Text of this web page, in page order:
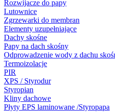
Rozwijacze do papy
Lutownice
Zgrzewarki do membran
Elementy uzupełniające
Dachy skośne
Papy na dach skośny
Odprowadzenie wody z dachu
Termoizolacje
PIR
XPS / Styrodur
Styropian
Kliny dachowe
Płyty EPS laminowane /Styropapa